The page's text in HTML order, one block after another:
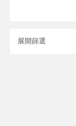
展開篩選